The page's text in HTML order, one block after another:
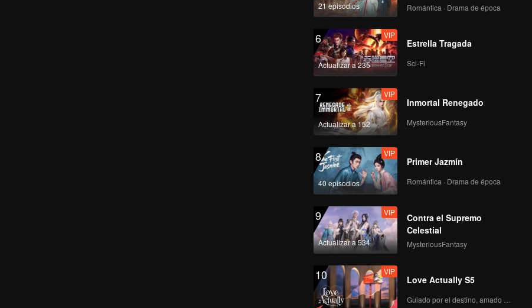
21 episodios Romántica · Drama de época
6
Actualizar a 235
VIP
Estrella Tragada
Sci-Fi
7
Actualizar a 152
VIP
Inmortal Renegado
MysteriousFantasy
8
40 episodios
VIP
Primer Jazmín
Romántica · Drama de época
9
Actualizar a 534
VIP
Contra el Supremo
Celestial
MysteriousFantasy
10 VIP
Love Actually S5